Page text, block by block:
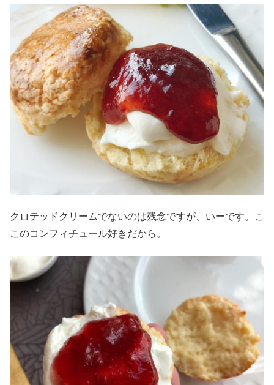
クロテッドクリームでないのは残念ですが、いーです。こ
このコンフィチュール好きだから。